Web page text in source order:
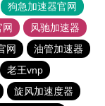
狗急加速器官网
风驰加速器
网
油管加速器
老王vnp
旋风加速度器